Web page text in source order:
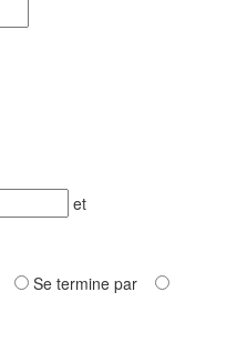
et
Se termine par